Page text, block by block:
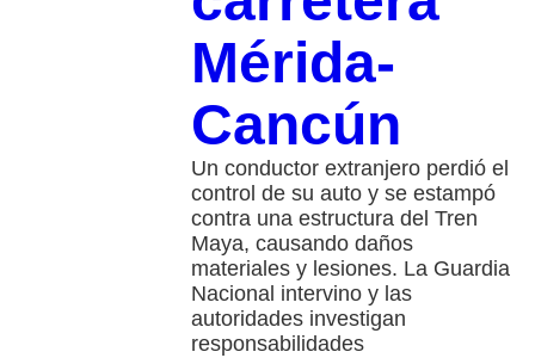
Mérida-
Cancún
Un conductor extranjero perdió el
control de su auto y se estampó
contra una estructura del Tren
Maya, causando daños
materiales y lesiones. La Guardia
Nacional intervino y las
autoridades investigan
responsabilidades